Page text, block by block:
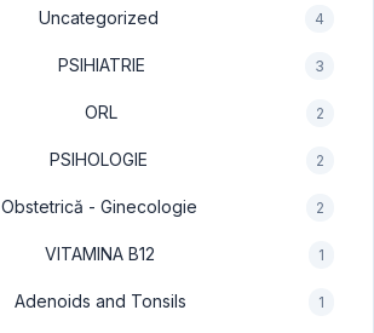
Uncategorized 4
PSIHIATRIE 3
ORL 2
PSIHOLOGIE 2
Obstetrică - Ginecologie 2
VITAMINA B12 1
Adenoids and Tonsils 1